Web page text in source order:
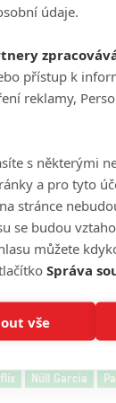
Nüll García
údaje.
přístup k
reklamy,
s některými
a pro tyto
stránce
se budou
můžete
Správa
vše